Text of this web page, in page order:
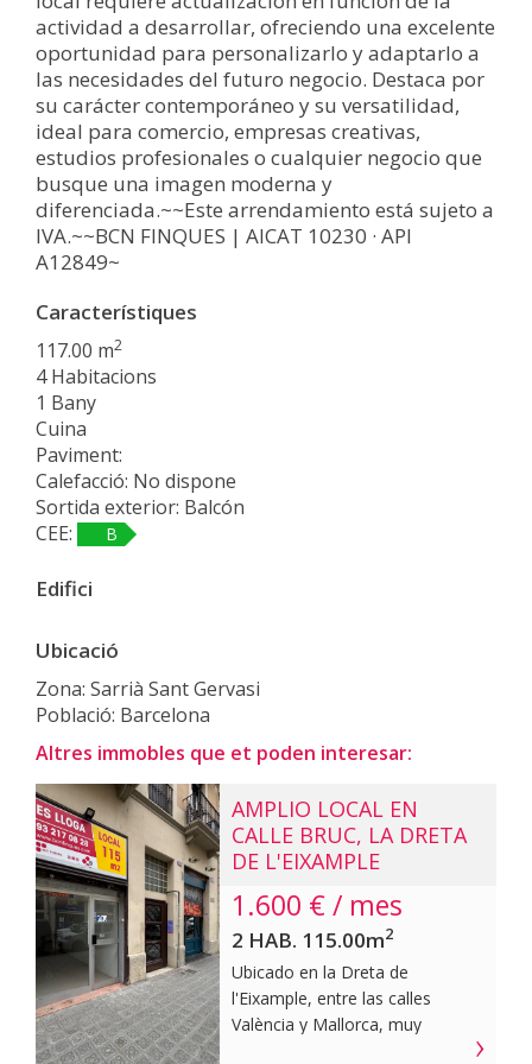
actividad a desarrollar, ofreciendo una excelente
oportunidad para personalizarlo y adaptarlo a
las necesidades del futuro negocio. Destaca por
su carácter contemporáneo y su versatilidad,
ideal para comercio, empresas creativas,
estudios profesionales o cualquier negocio que
busque una imagen moderna y
diferenciada.~~Este arrendamiento está sujeto a
IVA.~~BCN FINQUES | AICAT 10230 · API
A12849~
Característiques
117.00 m2
4 Habitacions
1 Bany
Cuina
Paviment:
Calefacció: No dispone
Sortida exterior: Balcón
CEE:
B
Edifici
Ubicació
Zona: Sarrià Sant Gervasi
Població: Barcelona
Altres immobles que et poden interesar:
AMPLIO LOCAL EN
CALLE BRUC, LA DRETA
DE L'EIXAMPLE
1.600 € / mes
2 HAB. 115.00m2
Ubicado en la Dreta de
l'Eixample, entre las calles
València y Mallorca, muy
próximo a la Avenida Diagonal y